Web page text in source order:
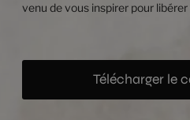
venu de vous inspirer pour
Télécharger le